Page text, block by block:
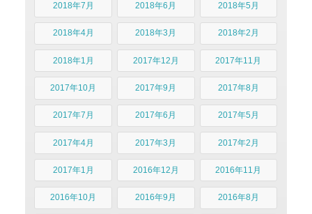
2018年7月 2018年6月 2018年5月
2018年4月 2018年3月 2018年2月
2018年1月 2017年12月 2017年11月
2017年10月 2017年9月 2017年8月
2017年7月 2017年6月 2017年5月
2017年4月 2017年3月 2017年2月
2017年1月 2016年12月 2016年11月
2016年10月 2016年9月 2016年8月